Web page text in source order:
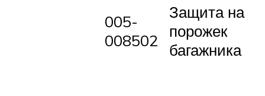
005-
008502
Защита на
порожек
багажника